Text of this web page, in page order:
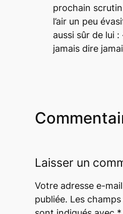
prochain
l’air un peu
aussi sûr de lui
jamais dire
Laisser un
Votre adresse e-
publiée. Les